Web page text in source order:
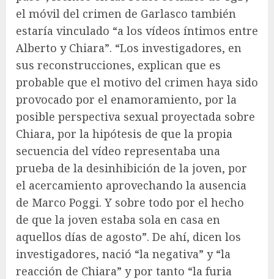
el móvil del crimen de Garlasco también
estaría vinculado “a los vídeos íntimos entre
Alberto y Chiara”. “Los investigadores, en
sus reconstrucciones, explican que es
probable que el motivo del crimen haya sido
provocado por el enamoramiento, por la
posible perspectiva sexual proyectada sobre
Chiara, por la hipótesis de que la propia
secuencia del vídeo representaba una
prueba de la desinhibición de la joven, por
el acercamiento aprovechando la ausencia
de Marco Poggi. Y sobre todo por el hecho
de que la joven estaba sola en casa en
aquellos días de agosto”. De ahí, dicen los
investigadores, nació “la negativa” y “la
reacción de Chiara” y por tanto “la furia